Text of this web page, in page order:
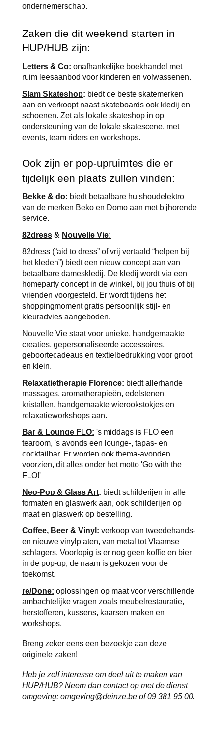
ondernemerschap.
Zaken die dit weekend starten in
HUP/HUB zijn:
Letters & Co: onafhankelijke boekhandel met
ruim leesaanbod voor kinderen en volwassenen.
Slam Skateshop: biedt de beste skatemerken
aan en verkoopt naast skateboards ook kledij en
schoenen. Zet als lokale skateshop in op
ondersteuning van de lokale skatescene, met
events, team riders en workshops.
Ook zijn er pop-upruimtes die er
tijdelijk een plaats zullen vinden:
Bekke & do: biedt betaalbare huishoudelektro
van de merken Beko en Domo aan met bijhorende
service.
82dress & Nouvelle Vie:
82dress (“aid to dress” of vrij vertaald “helpen bij
het kleden”) biedt een nieuw concept aan van
betaalbare dameskledij. De kledij wordt via een
homeparty concept in de winkel, bij jou thuis of bij
vrienden voorgesteld. Er wordt tijdens het
shoppingmoment gratis persoonlijk stijl- en
kleuradvies aangeboden.
Nouvelle Vie staat voor unieke, handgemaakte
creaties, gepersonaliseerde accessoires,
geboortecadeaus en textielbedrukking voor groot
en klein.
Relaxatietherapie Florence: biedt allerhande
massages, aromatherapieën, edelstenen,
kristallen, handgemaakte wierookstokjes en
relaxatieworkshops aan.
Bar & Lounge FLO: 's middags is FLO een
tearoom, 's avonds een lounge-, tapas- en
cocktailbar. Er worden ook thema-avonden
voorzien, dit alles onder het motto 'Go with the
FLO!'
Neo-Pop & Glass Art: biedt schilderijen in alle
formaten en glaswerk aan, ook schilderijen op
maat en glaswerk op bestelling.
Coffee, Beer & Vinyl : verkoop van tweedehands-
en nieuwe vinylplaten, van metal tot Vlaamse
schlagers. Voorlopig is er nog geen koffie en bier
in de pop-up, de naam is gekozen voor de
toekomst.
re/Done: oplossingen op maat voor verschillende
ambachtelijke vragen zoals meubelrestauratie,
herstofferen, kussens, kaarsen maken en
workshops.
Breng zeker eens een bezoekje aan deze
originele zaken!
Heb je zelf interesse om deel uit te maken van
HUP/HUB? Neem dan contact op met de dienst
omgeving: omgeving@deinze.be of 09 381 95 00.